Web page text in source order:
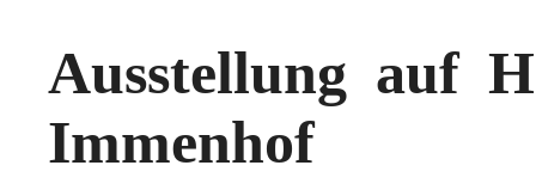
Ausstellung auf
Immenhof